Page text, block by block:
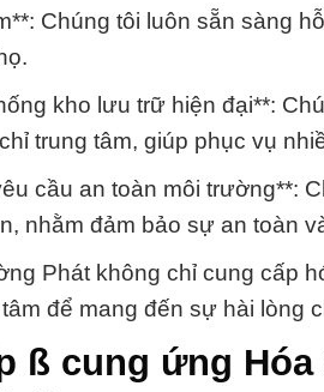
Chúng tôi luôn sẵn sàng
kho lưu trữ hiện đại**:
trung tâm, giúp phục vụ
cầu an toàn môi trường**:
nhằm đảm bảo sự an toàn
Phát không chỉ cung cấp
để mang đến sự hài lòng
ß cung ứng